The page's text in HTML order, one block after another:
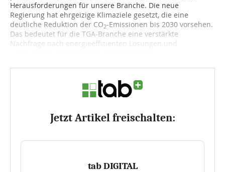
Herausforderungen für unsere Branche. Die neue
Regierung hat ehrgeizige Klimaziele gesetzt, die eine
deutliche Reduktion der CO2-Emissionen bis 2030 vorsehen.
Das bedeutet für die TGA-Branche eine verstärkte
Nachfrage nach energieeffizienten Lösungen und
Jetzt Artikel freischalten:
tab DIGITAL